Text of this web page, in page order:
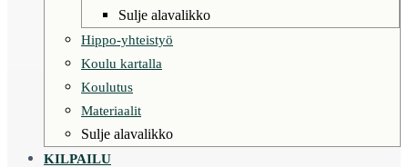
Sulje alavalikko
Hippo-yhteistyö
Koulu kartalla
Koulutus
Materiaalit
Sulje alavalikko
KILPAILU